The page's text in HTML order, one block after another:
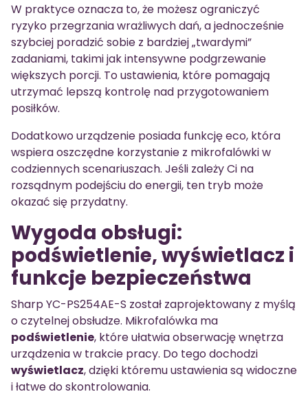
W praktyce oznacza to, że możesz ograniczyć
ryzyko przegrzania wrażliwych dań, a jednocześnie
szybciej poradzić sobie z bardziej „twardymi”
zadaniami, takimi jak intensywne podgrzewanie
większych porcji. To ustawienia, które pomagają
utrzymać lepszą kontrolę nad przygotowaniem
posiłków.
Dodatkowo urządzenie posiada funkcję eco, która
wspiera oszczędne korzystanie z mikrofalówki w
codziennych scenariuszach. Jeśli zależy Ci na
rozsądnym podejściu do energii, ten tryb może
okazać się przydatny.
Wygoda obsługi:
podświetlenie, wyświetlacz i
funkcje bezpieczeństwa
Sharp YC-PS254AE-S został zaprojektowany z myślą
o czytelnej obsłudze. Mikrofalówka ma
podświetlenie, które ułatwia obserwację wnętrza
urządzenia w trakcie pracy. Do tego dochodzi
wyświetlacz, dzięki któremu ustawienia są widoczne
i łatwe do skontrolowania.